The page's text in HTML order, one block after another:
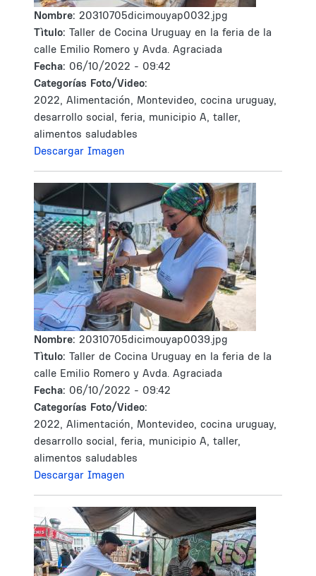
Nombre: 20310705dicimouyap0032.jpg
Tìtulo: Taller de Cocina Uruguay en la feria de la
calle Emilio Romero y Avda. Agraciada
Fecha: 06/10/2022 - 09:42
Categorías Foto/Video:
2022, Alimentación, Montevideo, cocina uruguay,
desarrollo social, feria, municipio A, taller,
alimentos saludables
Descargar Imagen
Nombre: 20310705dicimouyap0039.jpg
Tìtulo: Taller de Cocina Uruguay en la feria de la
calle Emilio Romero y Avda. Agraciada
Fecha: 06/10/2022 - 09:42
Categorías Foto/Video:
2022, Alimentación, Montevideo, cocina uruguay,
desarrollo social, feria, municipio A, taller,
alimentos saludables
Descargar Imagen